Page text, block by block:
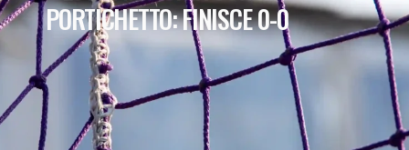
PORTICHETTO: FINISCE 0-0